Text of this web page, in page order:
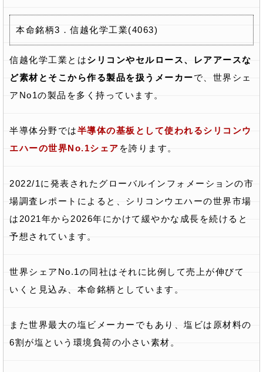
本命銘柄3．信越化学工業(4063)
信越化学工業とはシリコンやセルロース、レアアースな
ど素材とそこから作る製品を扱うメーカーで、世界シェ
アNo1の製品を多く持っています。
半導体分野では半導体の基板として使われるシリコンウ
エハーの世界No.1シェア を誇ります。
2022/1に発表されたグローバルインフォメーションの市
場調査レポートによると、シリコンウエハーの世界市場
は2021年から2026年にかけて緩やかな成長を続けると
予想されています。
世界シェアNo.1の同社はそれに比例して売上が伸びて
いくと見込み、本命銘柄としています。
また世界最大の塩ビメーカーでもあり、塩ビは原材料の
6割が塩という環境負荷の小さい素材。